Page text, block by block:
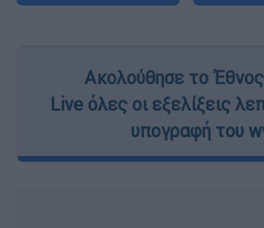
Ακολούθησε το
Live όλες οι εξελίξεις
υπογραφή του